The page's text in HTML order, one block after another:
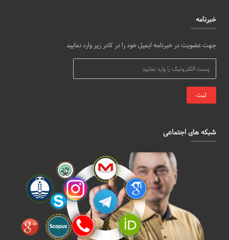
خبرنامه
جهت عضویت در خبرنامه ایمیل خود را در کادر زیر وارد نمایید
شبکه های اجتماعی